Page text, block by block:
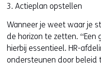
3. Actieplan opstellen
Wanneer je weet waar je
de horizon te zetten.
hierbij essentieel. HR-
ondersteunen door beleid